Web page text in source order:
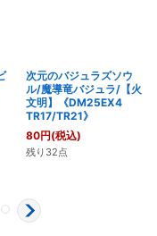
次元のバジュラズソウ
ル/魔導竜バジュラ/【火
文明】《DM25EX4
TR17/TR21》
80円(税込)
残り32点